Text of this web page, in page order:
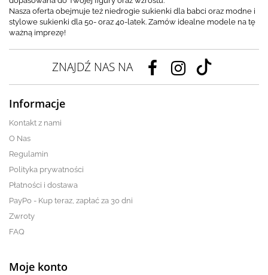
Nasza oferta obejmuje też niedrogie sukienki dla babci oraz modne i
stylowe sukienki dla 50- oraz 40-latek. Zamów idealne modele na tę
ważną imprezę!
ZNAJDŹ NAS NA
Informacje
Kontakt z nami
O Nas
Regulamin
Polityka prywatności
Płatności i dostawa
PayPo - Kup teraz, zapłać za 30 dni
Zwroty
FAQ
Moje konto